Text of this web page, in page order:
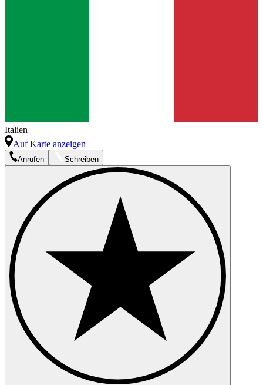
Italien
Auf Karte anzeigen
Anrufen Schreiben